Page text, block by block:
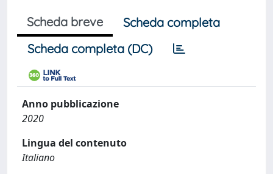
Scheda breve
Scheda completa
Scheda completa (DC)
Anno pubblicazione
2020
Lingua del contenuto
Italiano